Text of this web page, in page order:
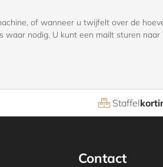
of wanneer u twijfelt over de
nodig. U kunt een mailt sturen
Staffel
Contact